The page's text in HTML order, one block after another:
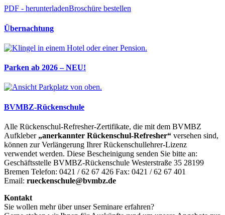
PDF - herunterladenBroschüre bestellen
Übernachtung
Parken ab 2026 – NEU!
BVMBZ-Rückenschule
Alle Rückenschul-Refresher-Zertifikate, die mit dem BVMBZ
Aufkleber „anerkannter Rückenschul-Refresher“ versehen sind,
können zur Verlängerung Ihrer Rückenschullehrer-Lizenz
verwendet werden. Diese Bescheinigung senden Sie bitte an:
Geschäftsstelle BVMBZ-Rückenschule Westerstraße 35 28199
Bremen Telefon: 0421 / 62 67 426 Fax: 0421 / 62 67 401
Email: rueckenschule@bvmbz.de
Kontakt
Sie wollen mehr über unser Seminare erfahren?